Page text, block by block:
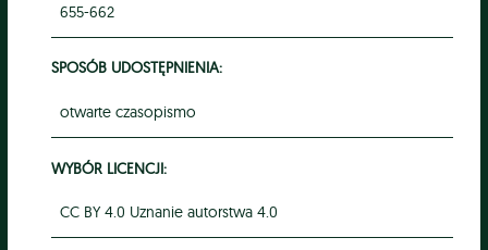
655-662
SPOSÓB UDOSTĘPNIENIA:
otwarte czasopismo
WYBÓR LICENCJI:
CC BY 4.0 Uznanie autorstwa 4.0